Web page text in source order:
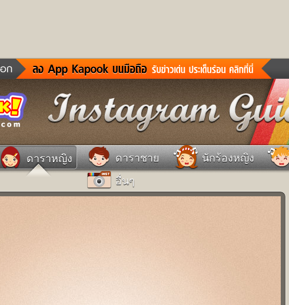
ข่าวด่วน ข่าวสั้น
ละคร
หนังใหม่
เกม
หมากรุกไทย
ดูดวง
ทำนายฝัน
ผู้ชาย
ผลบอล
แวะชิมแวะพัก
dictionary
เช็คความเร็วเน็ต
ดาราหญิง ดาราชาย นักร้องหญิง
อื่นๆ